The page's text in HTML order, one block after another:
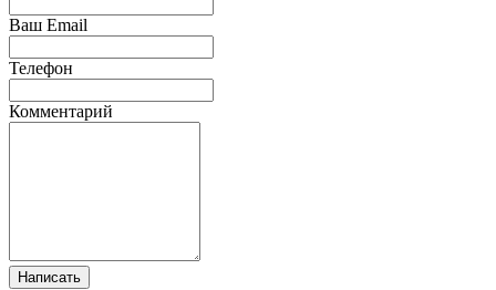
Ваш Email
Телефон
Комментарий
Написать